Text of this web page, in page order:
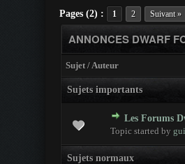
Pages (2) : 1 2 Suivant »
ANNONCES DWARF
Sujet/Auteur
Sujets importants
Les Forums
Topic started by
0
Sujets normaux